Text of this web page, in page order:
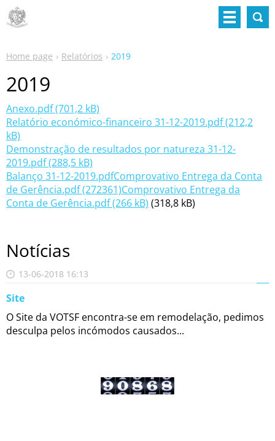
Home page Relatórios 2019
2019
Anexo.pdf (701,2 kB)
Relatório económico-financeiro 31-12-2019.pdf (212,2
kB)
Demonstração de resultados por natureza 31-12-
2019.pdf (288,5 kB)
Balanço 31-12-2019.pdfComprovativo Entrega da Conta
de Gerência.pdf (272361)Comprovativo Entrega da
Conta de Gerência.pdf (266 kB) (318,8 kB)
Notícias
13-06-2018 16:13
Site
O Site da VOTSF encontra-se em remodelação, pedimos
desculpa pelos incómodos causados...